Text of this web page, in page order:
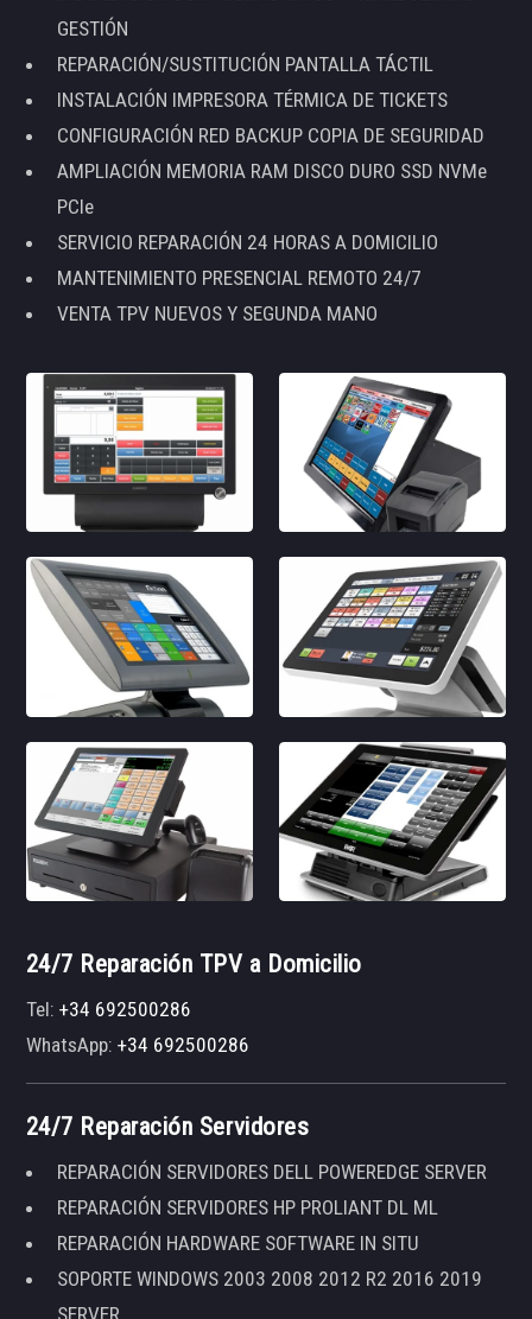
GESTIÓN
REPARACIÓN/SUSTITUCIÓN PANTALLA TÁCTIL
INSTALACIÓN IMPRESORA TÉRMICA DE TICKETS
CONFIGURACIÓN RED BACKUP COPIA DE SEGURIDAD
AMPLIACIÓN MEMORIA RAM DISCO DURO SSD NVMe
PCIe
SERVICIO REPARACIÓN 24 HORAS A DOMICILIO
MANTENIMIENTO PRESENCIAL REMOTO 24/7
VENTA TPV NUEVOS Y SEGUNDA MANO
24/7 Reparación TPV a Domicilio
Tel:+34 692500286
WhatsApp:+34 692500286
24/7 Reparación Servidores
REPARACIÓN SERVIDORES DELL POWEREDGE SERVER
REPARACIÓN SERVIDORES HP PROLIANT DL ML
REPARACIÓN HARDWARE SOFTWARE IN SITU
SOPORTE WINDOWS 2003 2008 2012 R2 2016 2019
SERVER